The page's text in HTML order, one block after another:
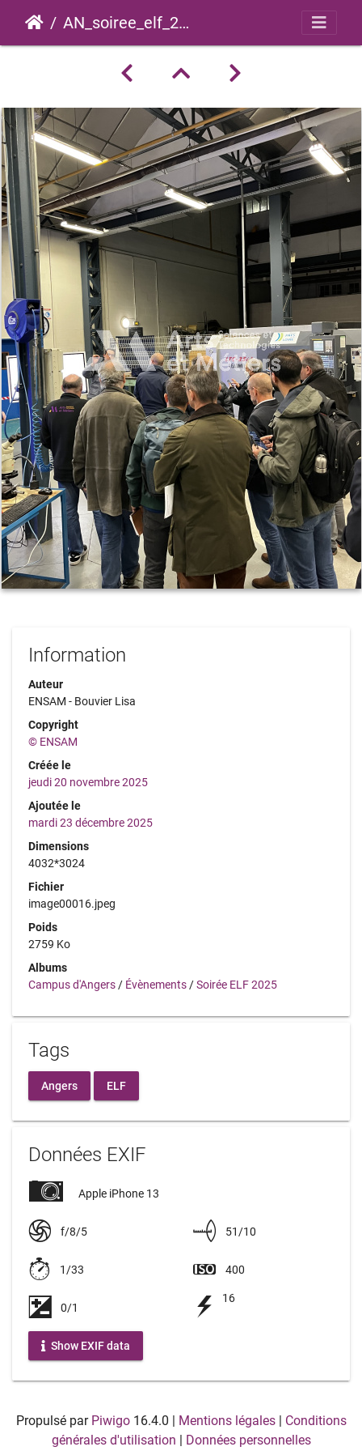
AN_soiree_elf_2025_0016
Information
Auteur
ENSAM - Bouvier Lisa
Copyright
© ENSAM
Créée le
jeudi 20 novembre 2025
Ajoutée le
mardi 23 décembre 2025
Dimensions
4032*3024
Fichier
image00016.jpeg
Poids
2759 Ko
Albums
Campus d'Angers / Évènements /Soirée ELF 2025
Tags
Angers ELF
Données EXIF
Apple iPhone 13
f/8/5 51/10
1/33 400
0/1
16
Show EXIF data
Propulsé par Piwigo16.4.0 | Mentions légales| Conditions
générales d'utilisation | Données personnelles